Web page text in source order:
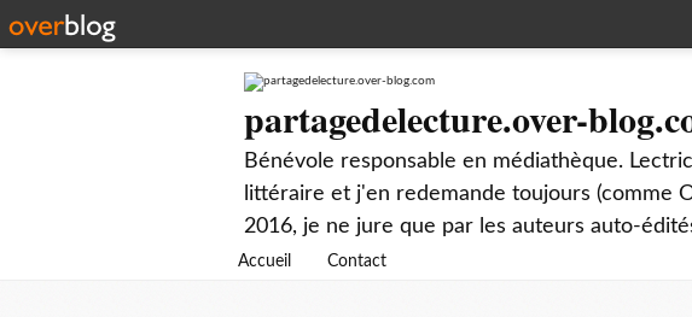
partagedelecture.over-
Bénévole responsable en médiathèque.
littéraire et j'en redemande toujours (comme
2016, je ne jure que par les auteurs auto-
Accueil Contact